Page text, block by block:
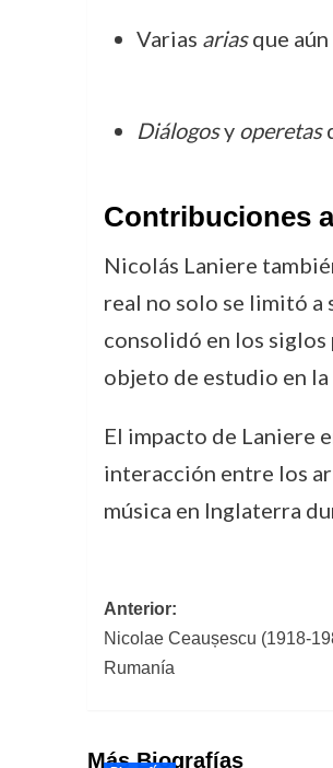
Varias ariasque aún
Diálogosy operetas
Contribuciones
Nicolás Laniere
real no solo se limitó a
consolidó en los siglos
objeto de estudio en
El impacto de Laniere
interacción entre los
música en Inglaterra
Navegación
de
Anterior:
Nicolae Ceaușescu (1918-
Rumanía
Más Biografías